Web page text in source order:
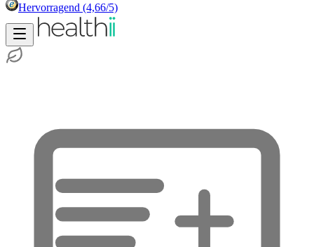
Hervorragend (4,66/5)